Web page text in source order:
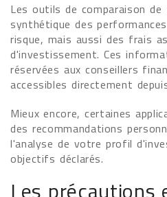
Les outils de comparaison
synthétique des
risque, mais aussi des frais
d'investissement. Ces
réservées aux conseillers
accessibles directement
Mieux encore, certaines
des recommandations
l'analyse de votre profil
objectifs déclarés.